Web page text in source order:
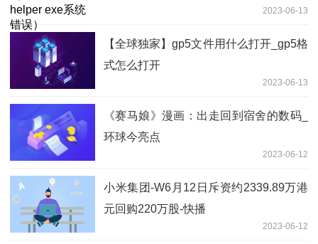
2023-06-13
【全球独家】gp5文件用什么打开_gp5格
式怎么打开
2023-06-13
《赛马娘》漫画：出走回到宿舍的数码_
环球今亮点
2023-06-12
小米集团-W6月12日斥资约2339.89万港
元回购220万股-快播
2023-06-12